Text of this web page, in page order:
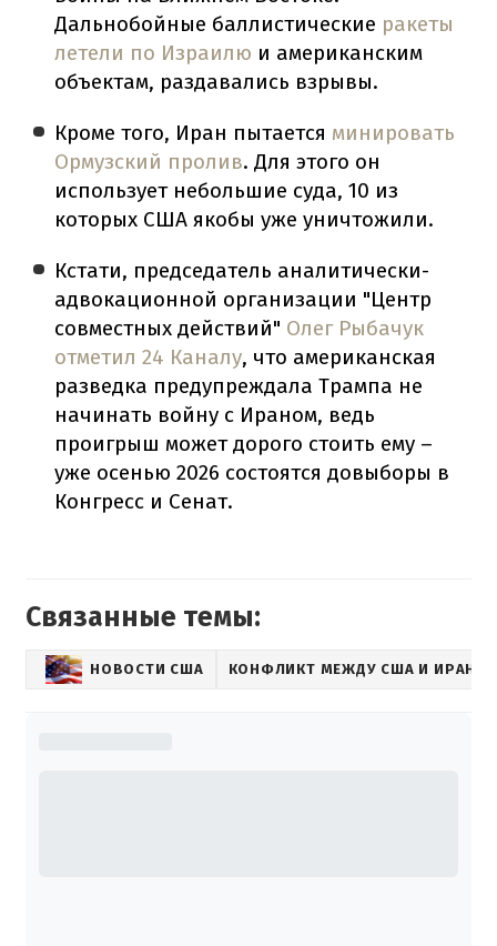
Дальнобойные баллистические ракеты
летели по Израилю и американским
объектам, раздавались взрывы.
Кроме того, Иран пытается минировать
Ормузский пролив. Для этого он
использует небольшие суда, 10 из
которых США якобы уже уничтожили.
Кстати, председатель аналитически-
адвокационной организации "Центр
совместных действий" Олег Рыбачук
отметил 24 Каналу, что американская
разведка предупреждала Трампа не
начинать войну с Ираном, ведь
проигрыш может дорого стоить ему –
уже осенью 2026 состоятся довыборы в
Конгресс и Сенат.
Связанные темы:
НОВОСТИ США КОНФЛИКТ МЕЖДУ США И